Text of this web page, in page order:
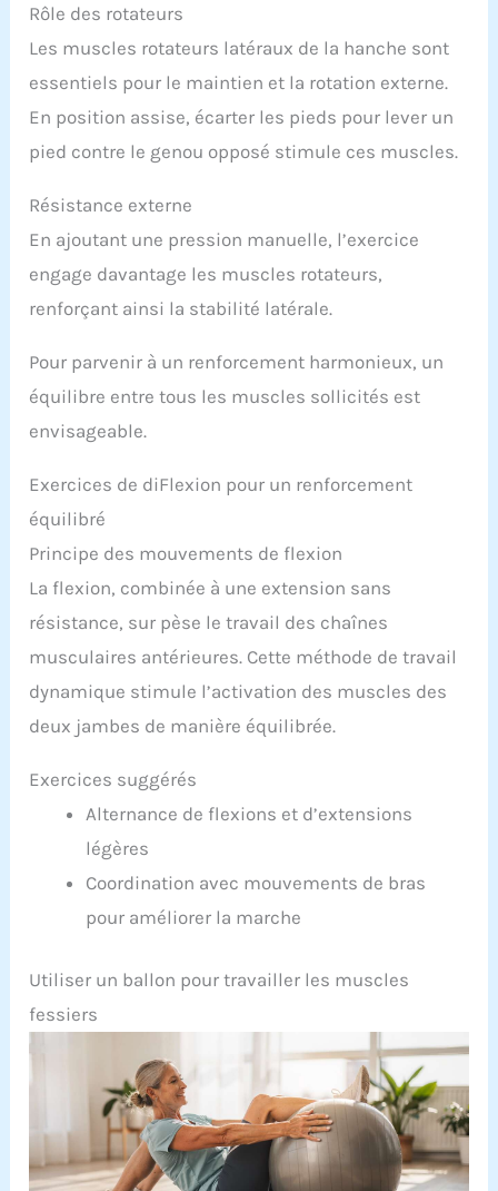
Rôle des rotateurs
Les muscles rotateurs latéraux de la hanche sont
essentiels pour le maintien et la rotation externe.
En position assise, écarter les pieds pour lever un
pied contre le genou opposé stimule ces muscles.
Résistance externe
En ajoutant une pression manuelle, l’exercice
engage davantage les muscles rotateurs,
renforçant ainsi la stabilité latérale.
Pour parvenir à un renforcement harmonieux, un
équilibre entre tous les muscles sollicités est
envisageable.
Exercices de diFlexion pour un renforcement
équilibré
Principe des mouvements de flexion
La flexion, combinée à une extension sans
résistance, sur pèse le travail des chaînes
musculaires antérieures. Cette méthode de travail
dynamique stimule l’activation des muscles des
deux jambes de manière équilibrée.
Exercices suggérés
Alternance de flexions et d’extensions
légères
Coordination avec mouvements de bras
pour améliorer la marche
Utiliser un ballon pour travailler les muscles
fessiers